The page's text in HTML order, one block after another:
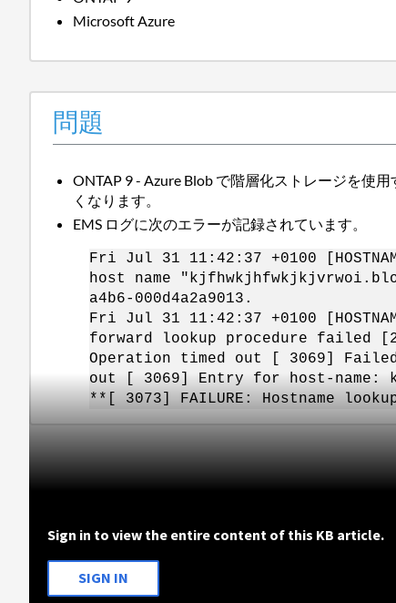
Microsoft Azure
問題
ONTAP 9 - Azure Blob で階層化ストレージを使
くなります。
EMS ログに次のエラーが記録されています。
Fri Jul 31 11:42:37 +0100
host name
a4b6-000d4a2a9013.
Fri Jul 31 11:42:37 +0100
forward lookup procedure failed
Operation timed out [ 3069]
out [ 3069] Entry for host-name:
**[ 3073] FAILURE: Hostname
Sign in to view the entire content of this KB article.
SIGN IN